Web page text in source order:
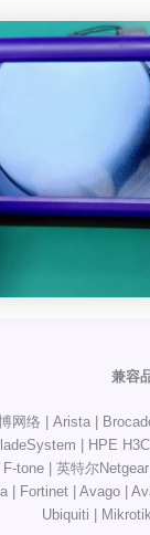
兼容
网络 | Arista |
| HPE
tone | 英特尔
| Fortinet | Avago |
Ubiquiti |